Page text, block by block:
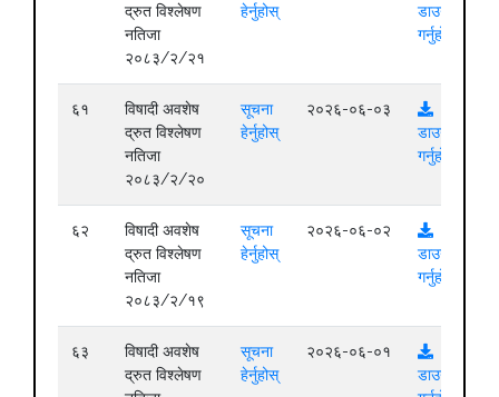
द्रुत विश्लेषण
नतिजा
२०८३/२/२१
हेर्नुहोस्
डाउनलोड
गर्नुहोस्
६१
विषादी अवशेष
द्रुत विश्लेषण
नतिजा
२०८३/२/२०
सूचना
हेर्नुहोस्
२०२६-०६-०३
डाउनलोड
गर्नुहोस्
६२
विषादी अवशेष
द्रुत विश्लेषण
नतिजा
२०८३/२/१९
सूचना
हेर्नुहोस्
२०२६-०६-०२
डाउनलोड
गर्नुहोस्
६३
विषादी अवशेष
द्रुत विश्लेषण
सूचना
हेर्नुहोस्
२०२६-०६-०१
डाउनलोड